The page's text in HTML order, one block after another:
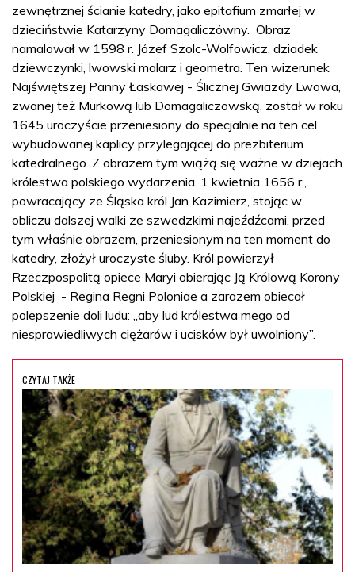
zewnętrznej ścianie katedry, jako epitafium zmarłej w
dzieciństwie Katarzyny Domagaliczówny. Obraz
namalował w 1598 r. Józef Szolc-Wolfowicz, dziadek
dziewczynki, lwowski malarz i geometra. Ten wizerunek
Najświętszej Panny Łaskawej - Ślicznej Gwiazdy Lwowa,
zwanej też Murkową lub Domagaliczowską, został w roku
1645 uroczyście przeniesiony do specjalnie na ten cel
wybudowanej kaplicy przylegającej do prezbiterium
katedralnego. Z obrazem tym wiążą się ważne w dziejach
królestwa polskiego wydarzenia. 1 kwietnia 1656 r.,
powracający ze Śląska król Jan Kazimierz, stojąc w
obliczu dalszej walki ze szwedzkimi najeźdźcami, przed
tym właśnie obrazem, przeniesionym na ten moment do
katedry, złożył uroczyste śluby. Król powierzył
Rzeczpospolitą opiece Maryi obierając Ją Królową Korony
Polskiej - Regina Regni Poloniae a zarazem obiecał
polepszenie doli ludu: „aby lud królestwa mego od
niesprawiedliwych ciężarów i ucisków był uwolniony”.
CZYTAJ TAKŻE